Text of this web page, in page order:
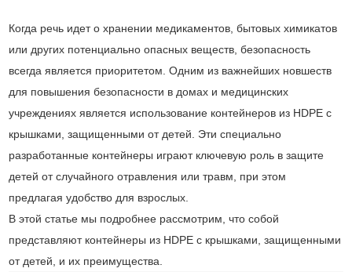
Когда речь идет о хранении медикаментов, бытовых химикатов
или других потенциально опасных веществ, безопасность
всегда является приоритетом. Одним из важнейших новшеств
для повышения безопасности в домах и медицинских
учреждениях является использование контейнеров из HDPE с
крышками, защищенными от детей. Эти специально
разработанные контейнеры играют ключевую роль в защите
детей от случайного отравления или травм, при этом
предлагая удобство для взрослых.
В этой статье мы подробнее рассмотрим, что собой
представляют контейнеры из HDPE с крышками, защищенными
от детей, и их преимущества.